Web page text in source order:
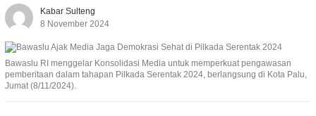
Kabar Sulteng
8 November 2024
Bawaslu RI menggelar Konsolidasi Media untuk memperkuat pengawasan
pemberitaan dalam tahapan Pilkada Serentak 2024, berlangsung di Kota Palu,
Jumat (8/11/2024).